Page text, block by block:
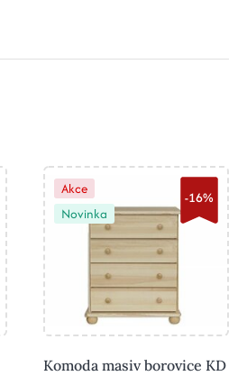
Akce
Novinka
-16%
Komoda masiv borovice KD